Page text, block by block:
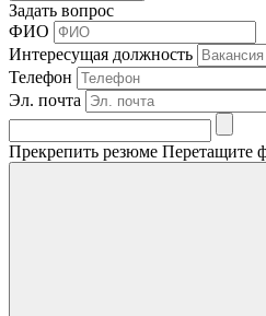
Задать вопрос
ФИО
Интересущая должность
Телефон
Эл. почта
Прекрепить резюме Перетащите